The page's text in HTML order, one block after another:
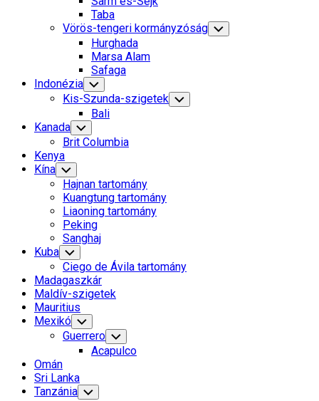
Taba
Vörös-tengeri kormányzóság Toggle
Child
Hurghada
Marsa Alam
Safaga
Indonézia Toggle
Child
Menu
Kis-Szunda-szigetek Toggle
Child
Bali
Kanada Toggle
Child
Menu
Brit Columbia
Kenya
Kína Toggle
Child
Menu
Hajnan tartomány
Kuangtung tartomány
Liaoning tartomány
Peking
Sanghaj
Kuba Toggle
Child
Menu
Ciego de Ávila tartomány
Madagaszkár
Maldív-szigetek
Mauritius
Mexikó Toggle
Child
Menu
Guerrero Toggle
Child
Menu
Acapulco
Omán
Sri Lanka
Tanzánia Toggle